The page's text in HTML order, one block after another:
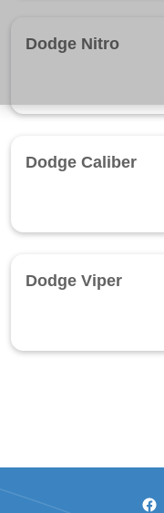
Dodge Nitro
Dodge Caliber
Dodge Viper